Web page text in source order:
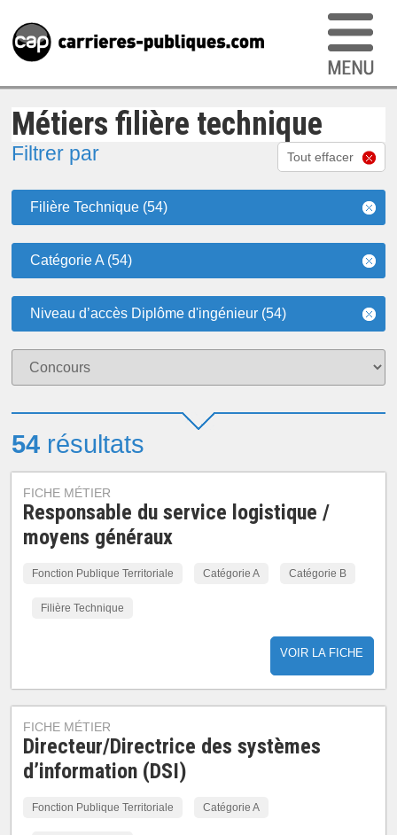
Métiers filière technique
Filtrer par Tout effacer
Filière Technique (54)
Catégorie A (54)
Niveau d’accès Diplôme d'ingénieur (54)
54 résultats
FICHE MÉTIER
Responsable du service logistique /
moyens généraux
Fonction Publique Territoriale Catégorie A Catégorie B
Filière Technique
VOIR LA FICHE
FICHE MÉTIER
Directeur/Directrice des systèmes
d’information (DSI)
Fonction Publique Territoriale Catégorie A